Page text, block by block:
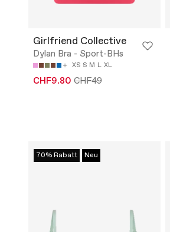
Girlfriend Collective
Dylan Bra - Sport-BHs
XS S M L XL
CHF9.80 CHF49
70% Rabatt Neu